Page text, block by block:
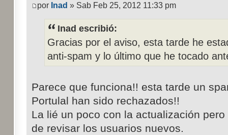
por Inad » Sab Feb 25, 2012 11:33 pm
Inad escribió:
Gracias por el aviso, esta tarde he
anti-spam y lo último que he tocado
Parece que funciona!! esta tarde un
Portulal han sido rechazados!!
La lié un poco con la actualización
de revisar los usuarios nuevos.